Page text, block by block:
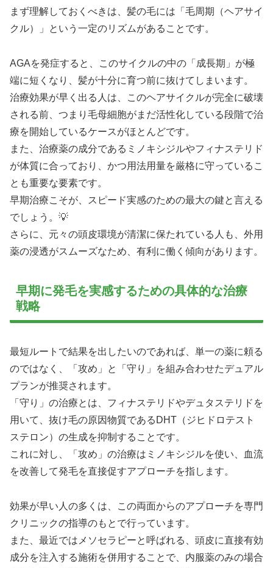
まず理解しておくべきは、髪の毛には「毛周期（ヘアサイ
クル）」という一定のリズムがあることです。
AGAを発症すると、このサイクルの中の「成長期」が極
端に短くなり、髪が十分に育つ前に抜けてしまいます。
治療効果が早く出る人は、このヘアサイクルが完全に破壊
される前、つまり毛母細胞がまだ活性化している段階で治
療を開始しているケースがほとんどです。
また、治療薬の成分であるミノキシジルやフィナステリド
が体質に合っており、かつ用法用量を厳格に守っているこ
とも重要な要素です。
早期治療こそが、スピード実感のための最大の鍵と言える
でしょう。💡
さらに、元々の頭皮環境が清潔に保たれている人も、外用
薬の浸透がスムーズなため、有利に働く傾向があります。
早期に発毛を実感するための具体的な治療
戦略
最短ルートで結果を出したいのであれば、単一の薬に頼る
のではなく、「攻め」と「守り」を組み合わせたデュアル
プランが推奨されます。
「守り」の治療とは、フィナステリドやデュタステリドを
用いて、抜け毛の原因物質であるDHT（ジヒドロテスト
ステロン）の生成を抑制することです。
これに対し、「攻め」の治療はミノキシジルを使い、血流
を改善して発毛を直接促すアプローチを指します。
効果が早い人の多くは、この両面からのアプローチを専門
クリニックの指導のもとで行っています。
また、最近ではメソセラピーと呼ばれる、頭皮に直接有効
成分を注入する施術を併用することで、内服薬のみの場合